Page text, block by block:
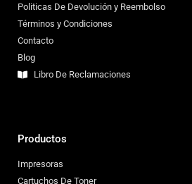
Politicas De Devolución y Reembolso
Términos y Condiciones
Contacto
Blog
Libro De Reclamaciones
Productos
Impresoras
Cartuchos De Toner